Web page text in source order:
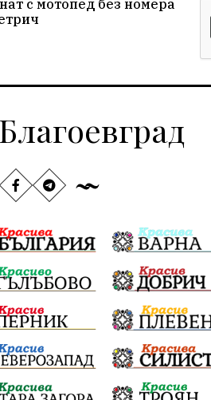
с мотопед без номера